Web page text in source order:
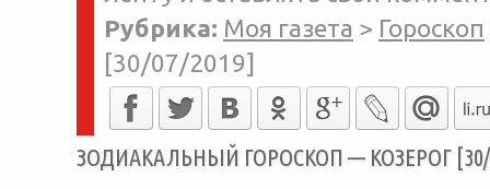
Рубрика: Моя газета > Гороскоп
[30/07/2019]
ЗОДИАКАЛЬНЫЙ ГОРОСКОП — КОЗЕРОГ [30/